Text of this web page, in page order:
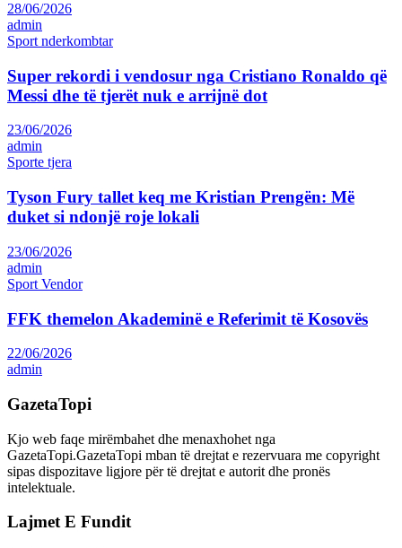
28/06/2026
admin
Sport nderkombtar
Super rekordi i vendosur nga Cristiano Ronaldo që
Messi dhe të tjerët nuk e arrijnë dot
23/06/2026
admin
Sporte tjera
Tyson Fury tallet keq me Kristian Prengën: Më
duket si ndonjë roje lokali
23/06/2026
admin
Sport Vendor
FFK themelon Akademinë e Referimit të Kosovës
22/06/2026
admin
GazetaTopi
Kjo web faqe mirëmbahet dhe menaxhohet nga
GazetaTopi.GazetaTopi mban të drejtat e rezervuara me copyright
sipas dispozitave ligjore për të drejtat e autorit dhe pronës
intelektuale.
Lajmet E Fundit